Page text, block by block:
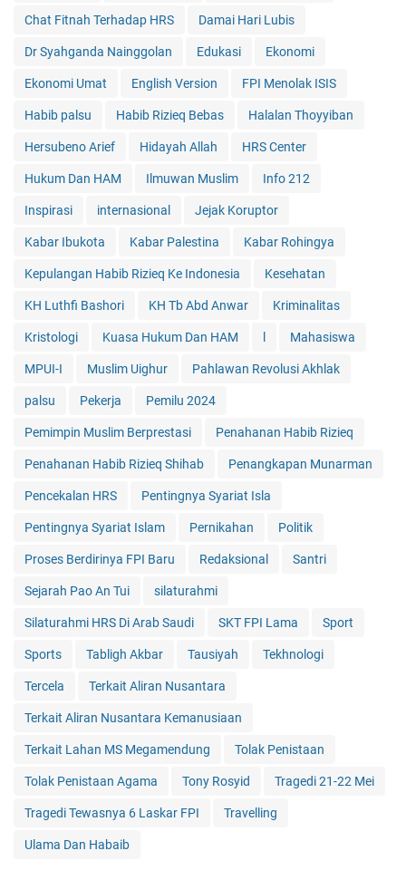
Chat Fitnah Terhadap HRS Damai Hari Lubis
Dr Syahganda Nainggolan Edukasi Ekonomi
Ekonomi Umat English Version FPI Menolak ISIS
Habib palsu Habib Rizieq Bebas Halalan Thoyyiban
Hersubeno Arief Hidayah Allah HRS Center
Hukum Dan HAM Ilmuwan Muslim Info 212
Inspirasi internasional Jejak Koruptor
Kabar Ibukota Kabar Palestina Kabar Rohingya
Kepulangan Habib Rizieq Ke Indonesia Kesehatan
KH Luthfi Bashori KH Tb Abd Anwar Kriminalitas
Kristologi Kuasa Hukum Dan HAM l Mahasiswa
MPUI-I Muslim Uighur Pahlawan Revolusi Akhlak
palsu Pekerja Pemilu 2024
Pemimpin Muslim Berprestasi Penahanan Habib Rizieq
Penahanan Habib Rizieq Shihab Penangkapan Munarman
Pencekalan HRS Pentingnya Syariat Isla
Pentingnya Syariat Islam Pernikahan Politik
Proses Berdirinya FPI Baru Redaksional Santri
Sejarah Pao An Tui silaturahmi
Silaturahmi HRS Di Arab Saudi SKT FPI Lama Sport
Sports Tabligh Akbar Tausiyah Tekhnologi
Tercela Terkait Aliran Nusantara
Terkait Aliran Nusantara Kemanusiaan
Terkait Lahan MS Megamendung Tolak Penistaan
Tolak Penistaan Agama Tony Rosyid Tragedi 21-22 Mei
Tragedi Tewasnya 6 Laskar FPI Travelling
Ulama Dan Habaib